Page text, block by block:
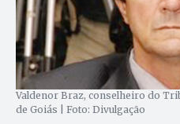
Valdenor Braz, conselheiro do
de Goiás | Foto: Divulgação